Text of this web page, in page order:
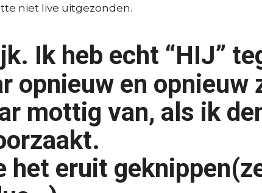
niet live uitgezonden.
Ik heb echt “HIJ”
opnieuw en opnieuw
mottig van, als ik
het eruit